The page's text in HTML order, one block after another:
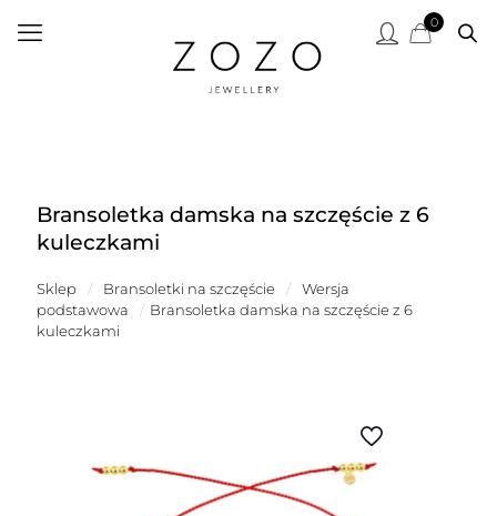
0
Bransoletka damska na szczęście z 6
kuleczkami
Sklep / Bransoletki na szczęście /
Wersja
podstawowa
/ Bransoletka damska na szczęście z 6
kuleczkami